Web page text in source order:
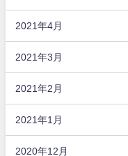
2021年4月
2021年3月
2021年2月
2021年1月
2020年12月